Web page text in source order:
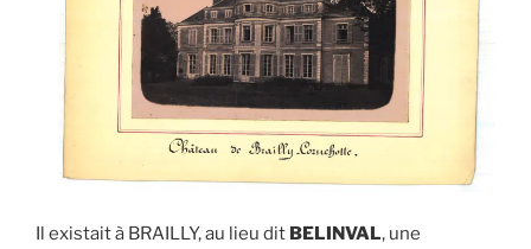
Il existait à BRAILLY, au lieu dit BELINVAL, une